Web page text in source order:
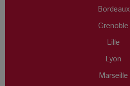
Bordeaux
Grenoble
Lille
Lyon
Marseille